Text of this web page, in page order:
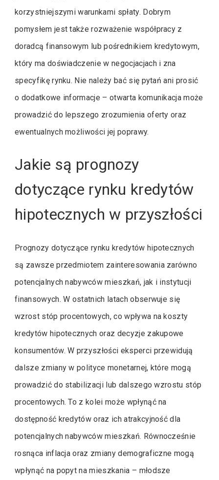
korzystniejszymi warunkami spłaty. Dobrym
pomysłem jest także rozważenie współpracy z
doradcą finansowym lub pośrednikiem kredytowym,
który ma doświadczenie w negocjacjach i zna
specyfikę rynku. Nie należy bać się pytań ani prosić
o dodatkowe informacje – otwarta komunikacja może
prowadzić do lepszego zrozumienia oferty oraz
ewentualnych możliwości jej poprawy.
Jakie są prognozy
dotyczące rynku kredytów
hipotecznych w przyszłości
Prognozy dotyczące rynku kredytów hipotecznych
są zawsze przedmiotem zainteresowania zarówno
potencjalnych nabywców mieszkań, jak i instytucji
finansowych. W ostatnich latach obserwuje się
wzrost stóp procentowych, co wpływa na koszty
kredytów hipotecznych oraz decyzje zakupowe
konsumentów. W przyszłości eksperci przewidują
dalsze zmiany w polityce monetarnej, które mogą
prowadzić do stabilizacji lub dalszego wzrostu stóp
procentowych. To z kolei może wpłynąć na
dostępność kredytów oraz ich atrakcyjność dla
potencjalnych nabywców mieszkań. Równocześnie
rosnąca inflacja oraz zmiany demograficzne mogą
wpłynąć na popyt na mieszkania – młodsze